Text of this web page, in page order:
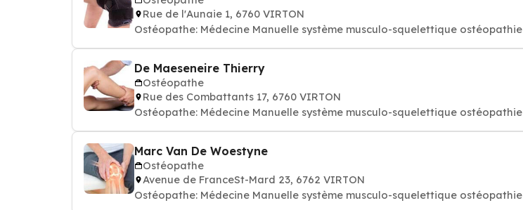
Rue de l'Aunaie 1, 6760 VIRTON
Ostéopathe: Médecine Manuelle système musculo-squelettique ostéopathie
De Maeseneire Thierry
Ostéopathe
Rue des Combattants 17, 6760 VIRTON
Ostéopathe: Médecine Manuelle système musculo-squelettique ostéopathie
Marc Van De Woestyne
Ostéopathe
Avenue de FranceSt-Mard 23, 6762 VIRTON
Ostéopathe: Médecine Manuelle système musculo-squelettique ostéopathie